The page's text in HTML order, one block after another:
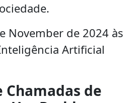
November de 2024 às
Artificial
Chamadas de